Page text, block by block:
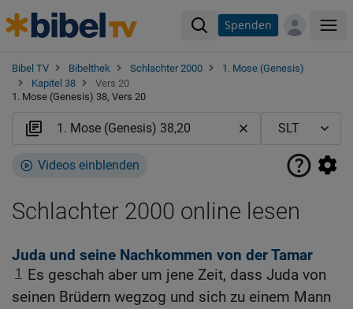
Spenden
Bibel TV Bibelthek Schlachter 2000
1. Mose (Genesis)
Kapitel 38
Vers 20
1. Mose (Genesis) 38, Vers 20
Videos einblenden
Schlachter 2000 online lesen
Juda und seine Nachkommen von der Tamar
1
Es geschah aber um jene Zeit, dass Juda von
seinen Brüdern wegzog und sich zu einem Mann